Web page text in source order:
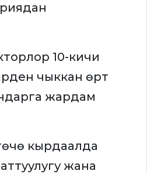
10-кичи
чыккан өрт
жардам
кырдаалда
жана